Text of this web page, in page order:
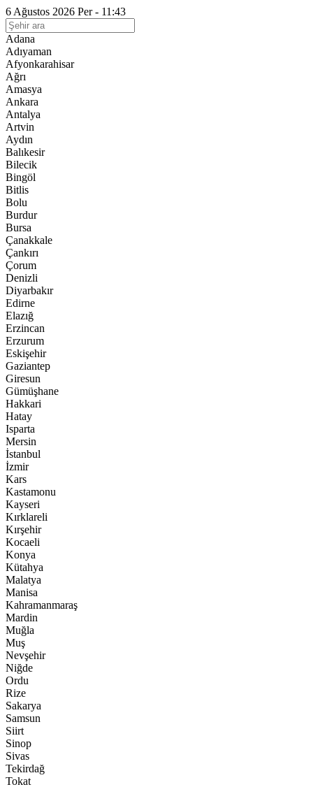
6 Ağustos 2026 Per - 11:43
Adana
Adıyaman
Afyonkarahisar
Ağrı
Amasya
Ankara
Antalya
Artvin
Aydın
Balıkesir
Bilecik
Bingöl
Bitlis
Bolu
Burdur
Bursa
Çanakkale
Çankırı
Çorum
Denizli
Diyarbakır
Edirne
Elazığ
Erzincan
Erzurum
Eskişehir
Gaziantep
Giresun
Gümüşhane
Hakkari
Hatay
Isparta
Mersin
İstanbul
İzmir
Kars
Kastamonu
Kayseri
Kırklareli
Kırşehir
Kocaeli
Konya
Kütahya
Malatya
Manisa
Kahramanmaraş
Mardin
Muğla
Muş
Nevşehir
Niğde
Ordu
Rize
Sakarya
Samsun
Siirt
Sinop
Sivas
Tekirdağ
Tokat